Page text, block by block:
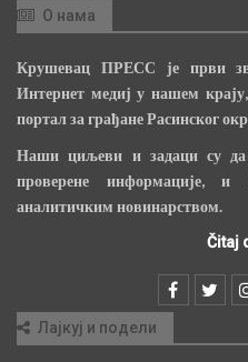
О нама
Крушевац ПРЕСС је први
Интернет медиј у нашем
портал за грађане Расинског
Наши циљеви и задаци су да
проверене информације,
аналитичким новинарством.
Čitaj
Лајкуј и подели